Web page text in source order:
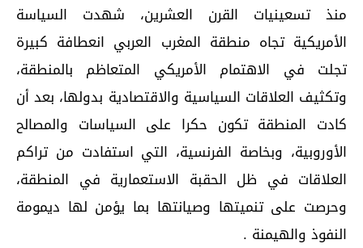
منذ تسعينيات القرن العشرين، شهدت السياسة
الأمريكية تجاه منطقة المغرب العربي انعطافة كبيرة
تجلت في الاهتمام الأمريكي المتعاظم بالمنطقة،
وتكثيف العلاقات السياسية والاقتصادية بدولها، بعد أن
كادت المنطقة تكون حكرا على السياسات والمصالح
الأوروبية، وبخاصة الفرنسية، التي استفادت من تراكم
العلاقات في ظل الحقبة الاستعمارية في المنطقة،
وحرصت على تنميتها وصيانتها بما يؤمن لها ديمومة
النفوذ والهيمنة .